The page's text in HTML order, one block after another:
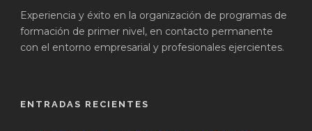
Experiencia y éxito en la organización de programas de
formación de primer nivel, en contacto permanente
con el entorno empresarial y profesionales ejercientes.
ENTRADAS RECIENTES